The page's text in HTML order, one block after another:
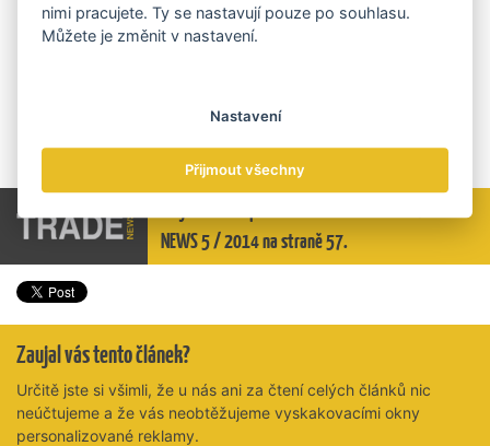
můžeme těšit?
Money Bank a s asociací Master Card. Technologie NFC je
Celý článek si přečtěte v tištěné verzi TRADE
NEWS 5 / 2014 na straně 57.
Zaujal vás tento článek?
Určitě jste si všimli, že u nás ani za čtení celých článků nic
neúčtujeme a že vás neobtěžujeme vyskakovacími okny
personalizované reklamy.
nimi pracujete. Ty se nastavují pouze po souhlasu.
Můžete je změnit v nastavení.
Nastavení
Přijmout všechny